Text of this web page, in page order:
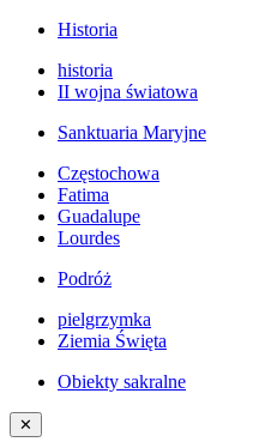
Historia
historia
II wojna światowa
Sanktuaria Maryjne
Częstochowa
Fatima
Guadalupe
Lourdes
Podróż
pielgrzymka
Ziemia Święta
Obiekty sakralne
✕